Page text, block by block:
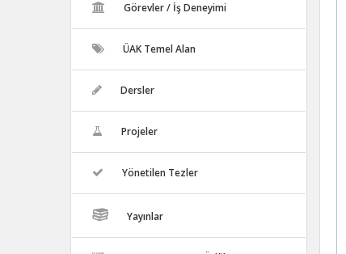
Görevler / İş Deneyimi
ÜAK Temel Alan
Dersler
Projeler
Yönetilen Tezler
Yayınlar